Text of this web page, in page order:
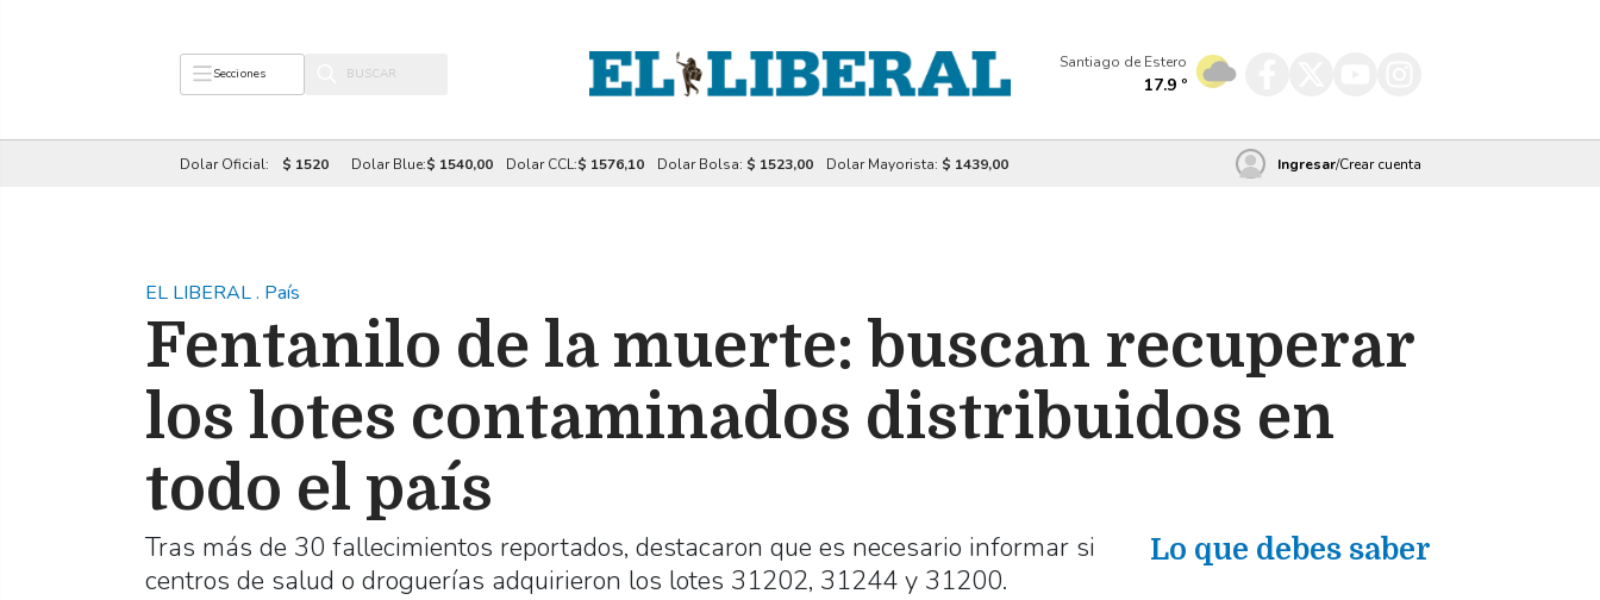
Secciones
Santiago de Estero
17.9 º
Dolar Oficial: $ 1520 Dolar Blue:$ 1540,00 Dolar CCL:$ 1576,10 Dolar Bolsa: $ 1523,00 Dolar Mayorista: $ 1439,00 Ingresar/Crear cuenta
EL LIBERAL. País
Fentanilo de la muerte: buscan recuperar
los lotes contaminados distribuidos en
todo el país
Tras más de 30 fallecimientos reportados, destacaron que es necesario informar si
centros de salud o droguerías adquirieron los lotes 31202, 31244 y 31200.
Lo que debes saber